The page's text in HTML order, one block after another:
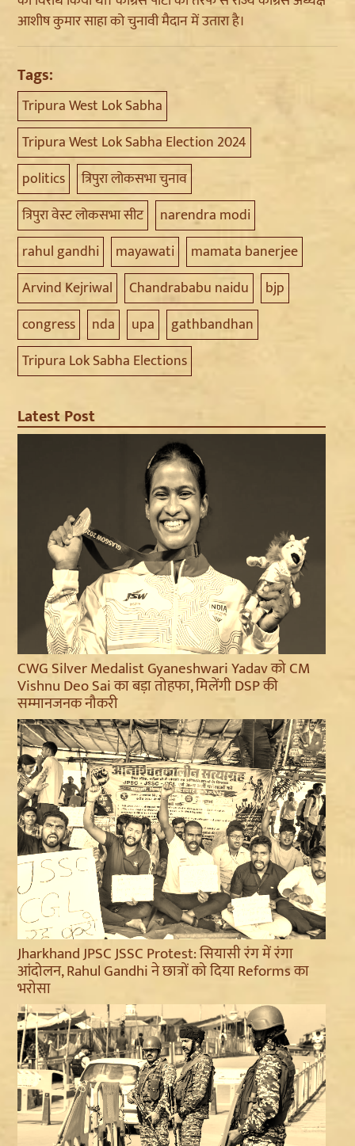
आशीष कुमार साहा को चुनावी मैदान में उतारा है।
Tags:
Tripura West Lok Sabha
Tripura West Lok Sabha Election 2024
politics
त्रिपुरा लोकसभा चुनाव
त्रिपुरा वेस्ट लोकसभा सीट
narendra modi
rahul gandhi
mayawati
mamata banerjee
Arvind Kejriwal
Chandrababu naidu
bjp
congress
nda upa
gathbandhan
Tripura Lok Sabha Elections
Latest Post
CWG Silver Medalist Gyaneshwari Yadav को CM
Vishnu Deo Sai का बड़ा तोहफा, मिलेंगी DSP की
सम्मानजनक नौकरी
Jharkhand JPSC JSSC Protest: सियासी रंग में रंगा
आंदोलन, Rahul Gandhi ने छात्रों को दिया Reforms का
भरोसा